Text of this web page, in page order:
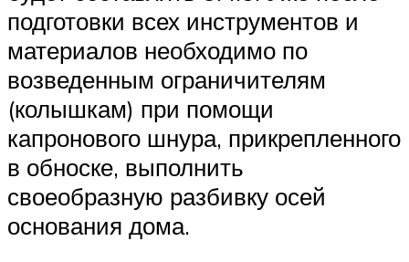
подготовки всех инструментов и
материалов необходимо по
возведенным ограничителям
(колышкам) при помощи
капронового шнура, прикрепленного
в обноске, выполнить
своеобразную разбивку осей
основания дома.